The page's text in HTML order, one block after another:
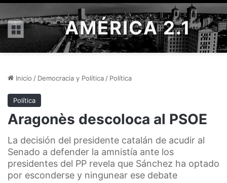
Menú AMÉRICA 2.1
Inicio / Democracia y Política / Política
Política
Aragonès descoloca al PSOE
La decisión del presidente catalán de acudir al
Senado a defender la amnistía ante los
presidentes del PP revela que Sánchez ha optado
por esconderse y ningunear ese debate